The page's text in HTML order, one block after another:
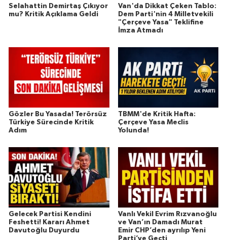
Selahattin Demirtaş Çıkıyor
mu? Kritik Açıklama Geldi
Van'da Dikkat Çeken Tablo:
Dem Parti'nin 4 Milletvekili
"Çerçeve Yasa" Teklifine
İmza Atmadı
Gözler Bu Yasada! Terörsüz
Türkiye Sürecinde Kritik
Adım
TBMM'de Kritik Hafta:
Çerçeve Yasa Meclis
Yolunda!
Gelecek Partisi Kendini
Feshetti! Kararı Ahmet
Davutoğlu Duyurdu
Vanlı Vekil Evrim Rızvanoğlu
ve Van’ın Damadı Murat
Emir CHP’den ayrılıp Yeni
Parti’ye Geçti